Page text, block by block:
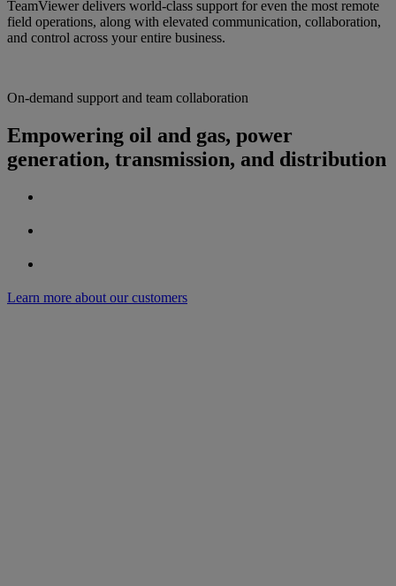
TeamViewer delivers world-class support for even the most remote
field operations, along with elevated communication, collaboration,
and control across your entire business.
On-demand support and team collaboration
Empowering oil and gas, power
generation, transmission, and distribution
Learn more about our customers